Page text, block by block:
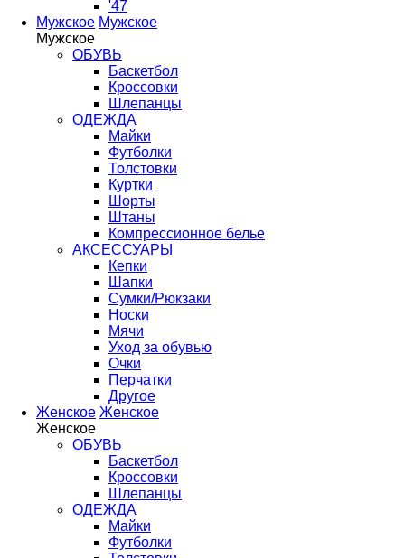
'47
Мужское Мужское
Мужское
ОБУВЬ
Баскетбол
Кроссовки
Шлепанцы
ОДЕЖДА
Майки
Футболки
Толстовки
Куртки
Шорты
Штаны
Компрессионное белье
АКСЕССУАРЫ
Кепки
Шапки
Сумки/Рюкзаки
Носки
Мячи
Уход за обувью
Очки
Перчатки
Другое
Женское Женское
Женское
ОБУВЬ
Баскетбол
Кроссовки
Шлепанцы
ОДЕЖДА
Майки
Футболки